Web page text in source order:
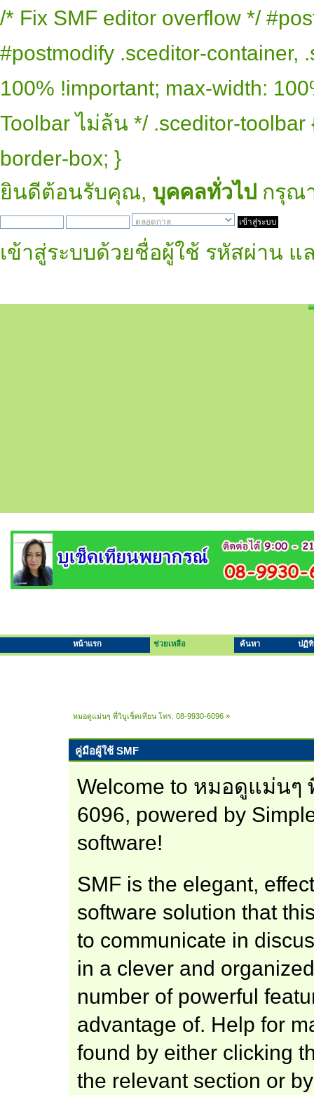
/* Fix SMF editor overflow */
#postmodify .sceditor-container,
100% !important; max-width:
Toolbar ไม่ล้น */ .sceditor-
border-box; }
ยินดีต้อนรับคุณ, บุคคลทั่วไป กรุณ
เข้าสู่ระบบด้วยชื่อผู้ใช้ รหัสผ่าน แ
หน้าแรก ช่วยเหลือ ค้นหา ปฏิ
หมอดูแม่นๆ พี่วิบูเช็คเทียน โทร. 08-9930-6096 »
คู่มือผู้ใช้ SMF
Welcome to หมอดูแม่นๆ
6096, powered by
software!
SMF is the elegant,
software solution that
to communicate in
in a clever and
number of powerful
advantage of. Help for
found by either clicking
the relevant section or